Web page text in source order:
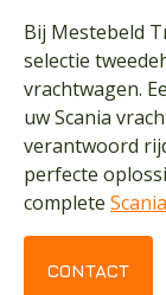
Bij Mestebeld
selectie
vrachtwagen.
uw Scania
verantwoord
perfecte
complete
CONTACT